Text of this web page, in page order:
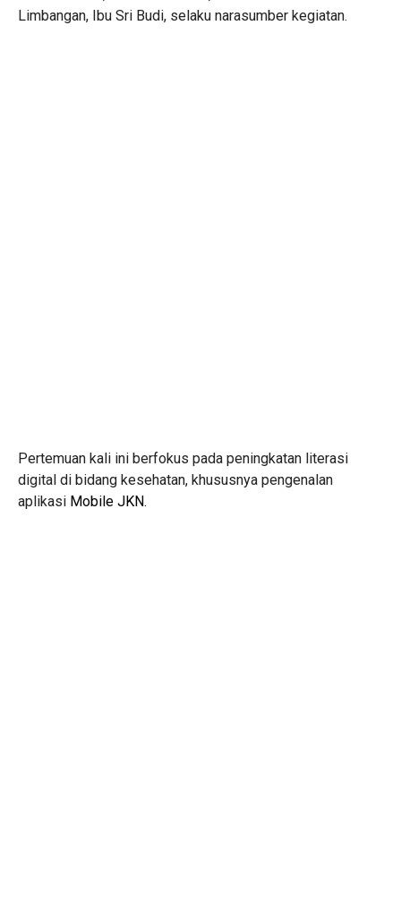
Limbangan, Ibu Sri Budi, selaku narasumber kegiatan.
Pertemuan kali ini berfokus pada peningkatan literasi
digital di bidang kesehatan, khususnya pengenalan
aplikasi Mobile JKN.